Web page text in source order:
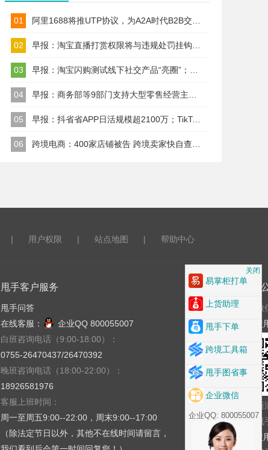
01
02
03
04
05 早报：抖省省APP日活规模超2100万；TikTok美区试水全托管代运营
06
| 用户权限 | 站点地图 | 帮助中心
甩手客户服务
甩手问答
在线客服：
企业QQ 800055007
白班咨询电话（9:00-18:00）：
0755-26470437/26470392
晚班咨询电话（18:00-22:00）：
18926581976
客服上班时间：
周一至周五9:00--22:00，周末9:00--17:00
（除法定节日以外，其他不在线时间请留言，
关注
甩
关闭
易掌柜打单
上货助理
甩手下单
跨境工具箱
甩手图省事
企业微信
企业QQ: 800055007